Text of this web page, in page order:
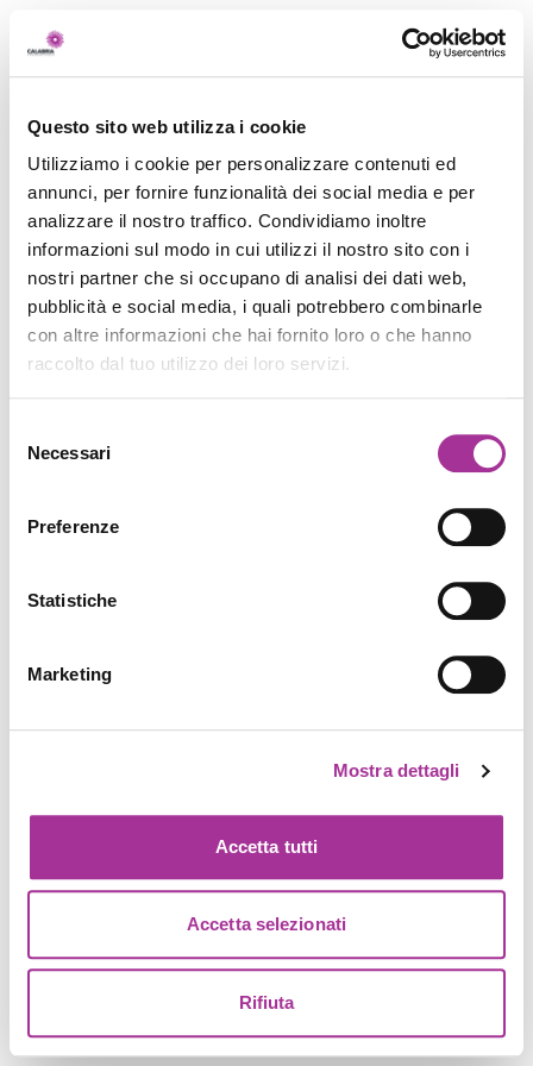
Questo sito web utilizza i cookie
Utilizziamo i cookie per personalizzare contenuti ed
annunci, per fornire funzionalità dei social media e per
analizzare il nostro traffico. Condividiamo inoltre
informazioni sul modo in cui utilizzi il nostro sito con i
nostri partner che si occupano di analisi dei dati web,
pubblicità e social media, i quali potrebbero combinarle
con altre informazioni che hai fornito loro o che hanno
raccolto dal tuo utilizzo dei loro servizi.
delNecessari
Preferenze
Statistiche
Marketing
Mostra dettagli
Accetta tutti
Accetta selezionati
Rifiuta